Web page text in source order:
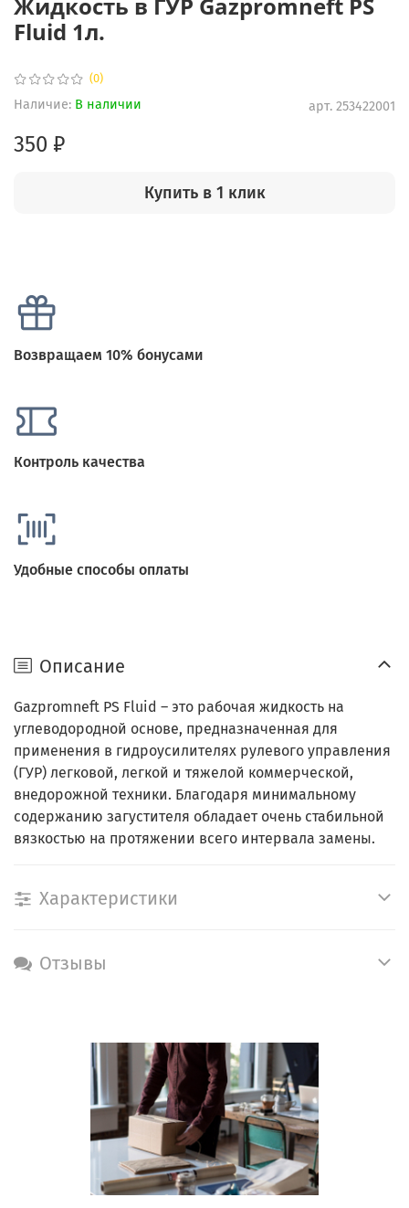
(0)
арт. 253422001
Наличие: В наличии
Fluid 1л.
350 ₽
Купить в 1 клик
Возвращаем 10% бонусами
Контроль качества
Удобные способы оплаты
Описание
Gazpromneft PS Fluid – это рабочая жидкость на
углеводородной основе, предназначенная для
применения в гидроусилителях рулевого управления
(ГУР) легковой, легкой и тяжелой коммерческой,
внедорожной техники. Благодаря минимальному
содержанию загустителя обладает очень стабильной
вязкостью на протяжении всего интервала замены.
Характеристики
Отзывы